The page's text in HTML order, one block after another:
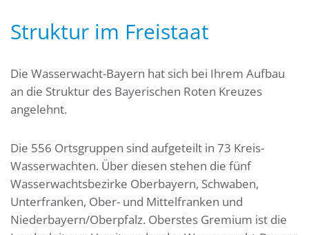
Struktur im Freistaat
Die Wasserwacht-Bayern hat sich bei Ihrem Aufbau
an die Struktur des Bayerischen Roten Kreuzes
angelehnt.
Die 556 Ortsgruppen sind aufgeteilt in 73 Kreis-
Wasserwachten. Über diesen stehen die fünf
Wasserwachtsbezirke Oberbayern, Schwaben,
Unterfranken, Ober- und Mittelfranken und
Niederbayern/Oberpfalz. Oberstes Gremium ist die